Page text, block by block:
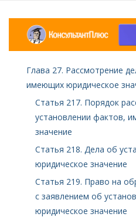
Глава 27. Рассмотрение
имеющих юридическое
Статья 217. Порядок
установлении фактов,
значение
Статья 218. Дела об
юридическое значение
Статья 219. Право на
с заявлением об
юридическое значение